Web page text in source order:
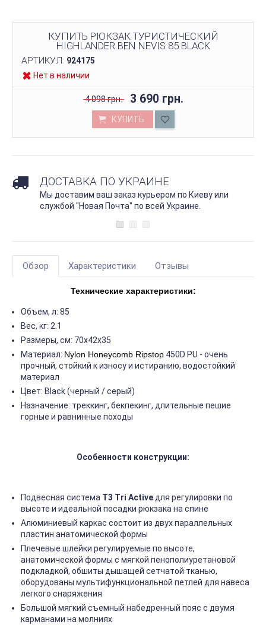
КУПИТЬ РЮКЗАК ТУРИСТИЧЕСКИЙ
HIGHLANDER BEN NEVIS 85 BLACK
АРТИКУЛ: 924175
Нет в наличии
4 098 грн. 3 690 грн.
КУПИТЬ
ДОСТАВКА ПО УКРАИНЕ
Мы доставим ваш заказ курьером по Киеву или
службой "Новая Почта" по всей Украине.
Обзор Характеристики Отзывы
Технические характеристики:
Объем, л: 85
Вес, кг: 2.1
Размеры, см: 70х42х35
Материал: Nylon Honeycomb Ripstop 450D PU - очень
прочный, стойкий к износу и истиранию, водостойкий
материал
Цвет: Black (черный / серый)
Назначение: треккинг, бекпекинг, длительные пешие
горные и равнинные походы
Особенности конструкции:
Подвесная система T3 Tri Activeдля регулировки по
высоте и идеальной посадки рюкзака на спине
Алюминиевый каркас состоит из двух параллельных
пластин анатомической формы
Плечевые шлейки регулируемые по высоте,
анатомической формы с мягкой пенополиуретановой
подкладкой, обшиты дышащей сетчатой тканью,
оборудованы мультифункциональной петлей для навеса
легкого снаряжения
Большой мягкий съемный набедренный пояс с двумя
карманами на молниях